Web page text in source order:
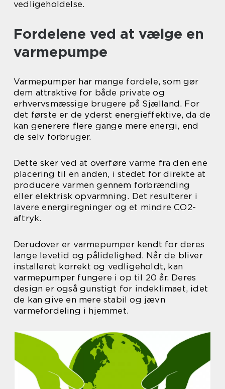
vedligeholdelse.
Fordelene ved at vælge en
varmepumpe
Varmepumper har mange fordele, som gør
dem attraktive for både private og
erhvervsmæssige brugere på Sjælland. For
det første er de yderst energieffektive, da de
kan generere flere gange mere energi, end
de selv forbruger.
Dette sker ved at overføre varme fra den ene
placering til en anden, i stedet for direkte at
producere varmen gennem forbrænding
eller elektrisk opvarmning. Det resulterer i
lavere energiregninger og et mindre CO2-
aftryk.
Derudover er varmepumper kendt for deres
lange levetid og pålidelighed. Når de bliver
installeret korrekt og vedligeholdt, kan
varmepumper fungere i op til 20 år. Deres
design er også gunstigt for indeklimaet, idet
de kan give en mere stabil og jævn
varmefordeling i hjemmet.